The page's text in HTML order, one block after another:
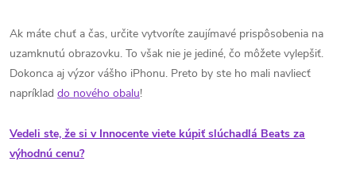
Ak máte chuť a čas, určite vytvoríte zaujímavé prispôsobenia na
uzamknutú obrazovku. To však nie je jediné, čo môžete vylepšiť.
Dokonca aj výzor vášho iPhonu. Preto by ste ho mali navliecť
napríklad do nového obalu!
Vedeli ste, že si v Innocente viete kúpiť slúchadlá Beats za
výhodnú cenu?